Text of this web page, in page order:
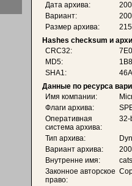
Дата архива:
Вариант:
Размер архива:
Hashes checksum и
CRC32:
MD5:
SHA1:
Данные по ресурса
Имя компании:
Флаги архива:
Оперативная
система архива:
32-
Тип архива:
Вариант архива:
Внутренне имя:
Законное авторское
право: